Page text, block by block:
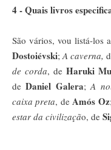
4 - Quais livros
São vários, vou listá-los
Dostoiévski;A caverna,
de corda, de Haruki
deDaniel Galera;A
caixa preta, deAmós Oz
estar da civilização, de